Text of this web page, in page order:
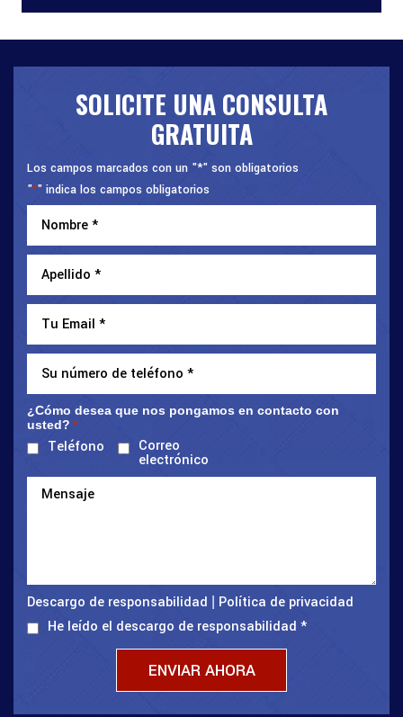
SOLICITE UNA CONSULTA
GRATUITA
Los campos marcados con un "*" son obligatorios
"*" indica los campos obligatorios
¿Cómo desea que nos pongamos en contacto con
usted? *
Teléfono Correo
electrónico
Descargo de responsabilidad
Política de privacidad
He leído el descargo de responsabilidad *